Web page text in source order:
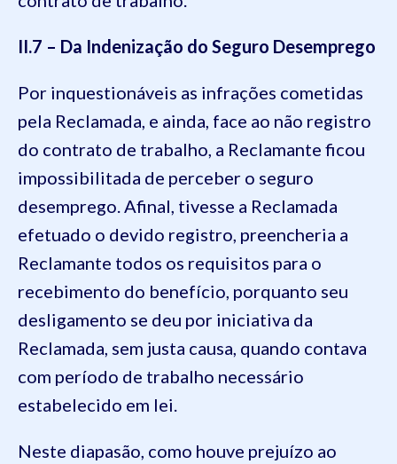
II.7 – Da Indenização do Seguro Desemprego
Por inquestionáveis as infrações cometidas
pela Reclamada, e ainda, face ao não registro
do contrato de trabalho, a Reclamante ficou
impossibilitada de perceber o seguro
desemprego. Afinal, tivesse a Reclamada
efetuado o devido registro, preencheria a
Reclamante todos os requisitos para o
recebimento do benefício, porquanto seu
desligamento se deu por iniciativa da
Reclamada, sem justa causa, quando contava
com período de trabalho necessário
estabelecido em lei.
Neste diapasão, como houve prejuízo ao